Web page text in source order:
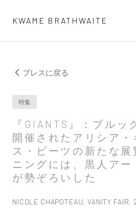
KWAME BRATHWAITE
プレスに戻る
特集
『GIANTS』：ブルッ
開催されたアリシア・
ス・ビーツの新たな
ニングには、黒人アー
が勢ぞろいした
NICOLE CHAPOTEAU, VANITY